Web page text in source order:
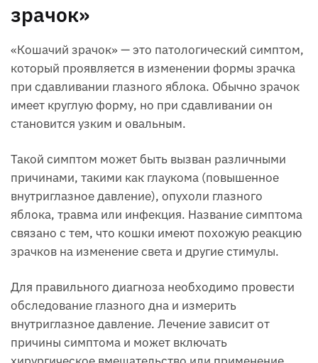
зрачок»
«Кошачий зрачок» — это патологический симптом,
который проявляется в изменении формы зрачка
при сдавливании глазного яблока. Обычно зрачок
имеет круглую форму, но при сдавливании он
становится узким и овальным.
Такой симптом может быть вызван различными
причинами, такими как глаукома (повышенное
внутриглазное давление), опухоли глазного
яблока, травма или инфекция. Название симптома
связано с тем, что кошки имеют похожую реакцию
зрачков на изменение света и другие стимулы.
Для правильного диагноза необходимо провести
обследование глазного дна и измерить
внутриглазное давление. Лечение зависит от
причины симптома и может включать